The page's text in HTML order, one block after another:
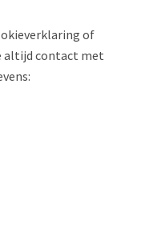
of
altijd contact met